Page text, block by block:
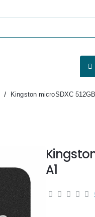
SVE ZA
Kingston microSDXC
A1